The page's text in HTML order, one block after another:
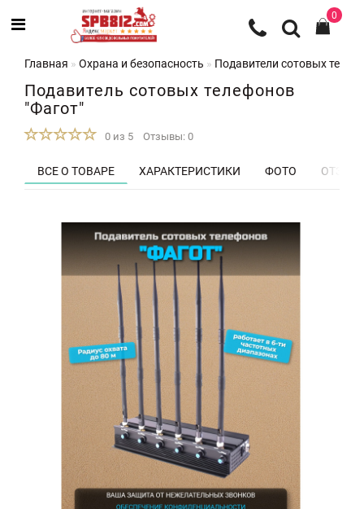
0
Главная Охрана и безопасность Подавители сотовых
Подавитель сотовых телефонов
"Фагот"
0 из 5 Отзывы: 0
ВСЕ О ТОВАРЕ ХАРАКТЕРИСТИКИ ФОТО